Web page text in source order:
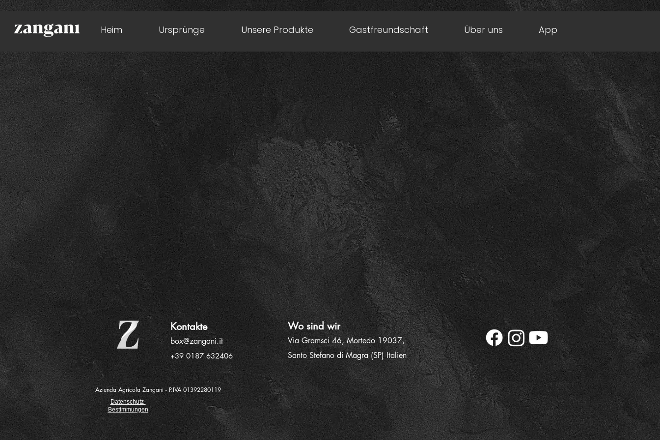
Heim Ursprünge Unsere Produkte Gastfreundschaft Über uns App
Kontakte
box@zangani.it
+39 0187 632406
Wo sind wir
Via Gramsci 46, Mortedo 19037,
Santo Stefano di Magra (SP) Italien
Azienda Agricola Zangani - P.IVA 01392280119
Datenschutz-
Bestimmungen